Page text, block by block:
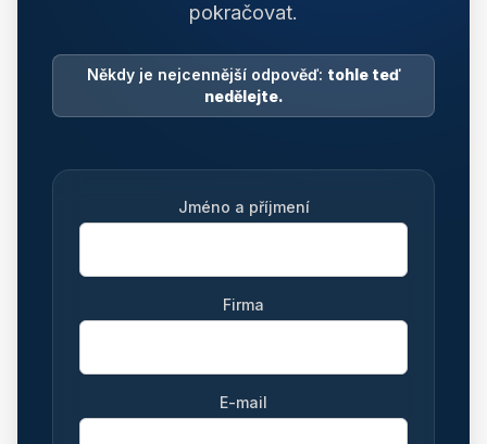
pokračovat.
Někdy je nejcennější odpověď: tohle teď
nedělejte.
Jméno a příjmení
Firma
E-mail